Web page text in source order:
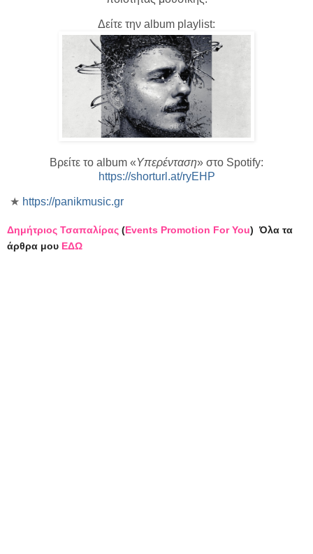
Δείτε την album playlist:
Βρείτε το album «Υπερένταση» στο Spotify:
https://shorturl.at/ryEHP
★ https://panikmusic.gr
Δημήτριος Τσαπαλίρας (Events Promotion For You) Όλα τα
άρθρα μου ΕΔΩ